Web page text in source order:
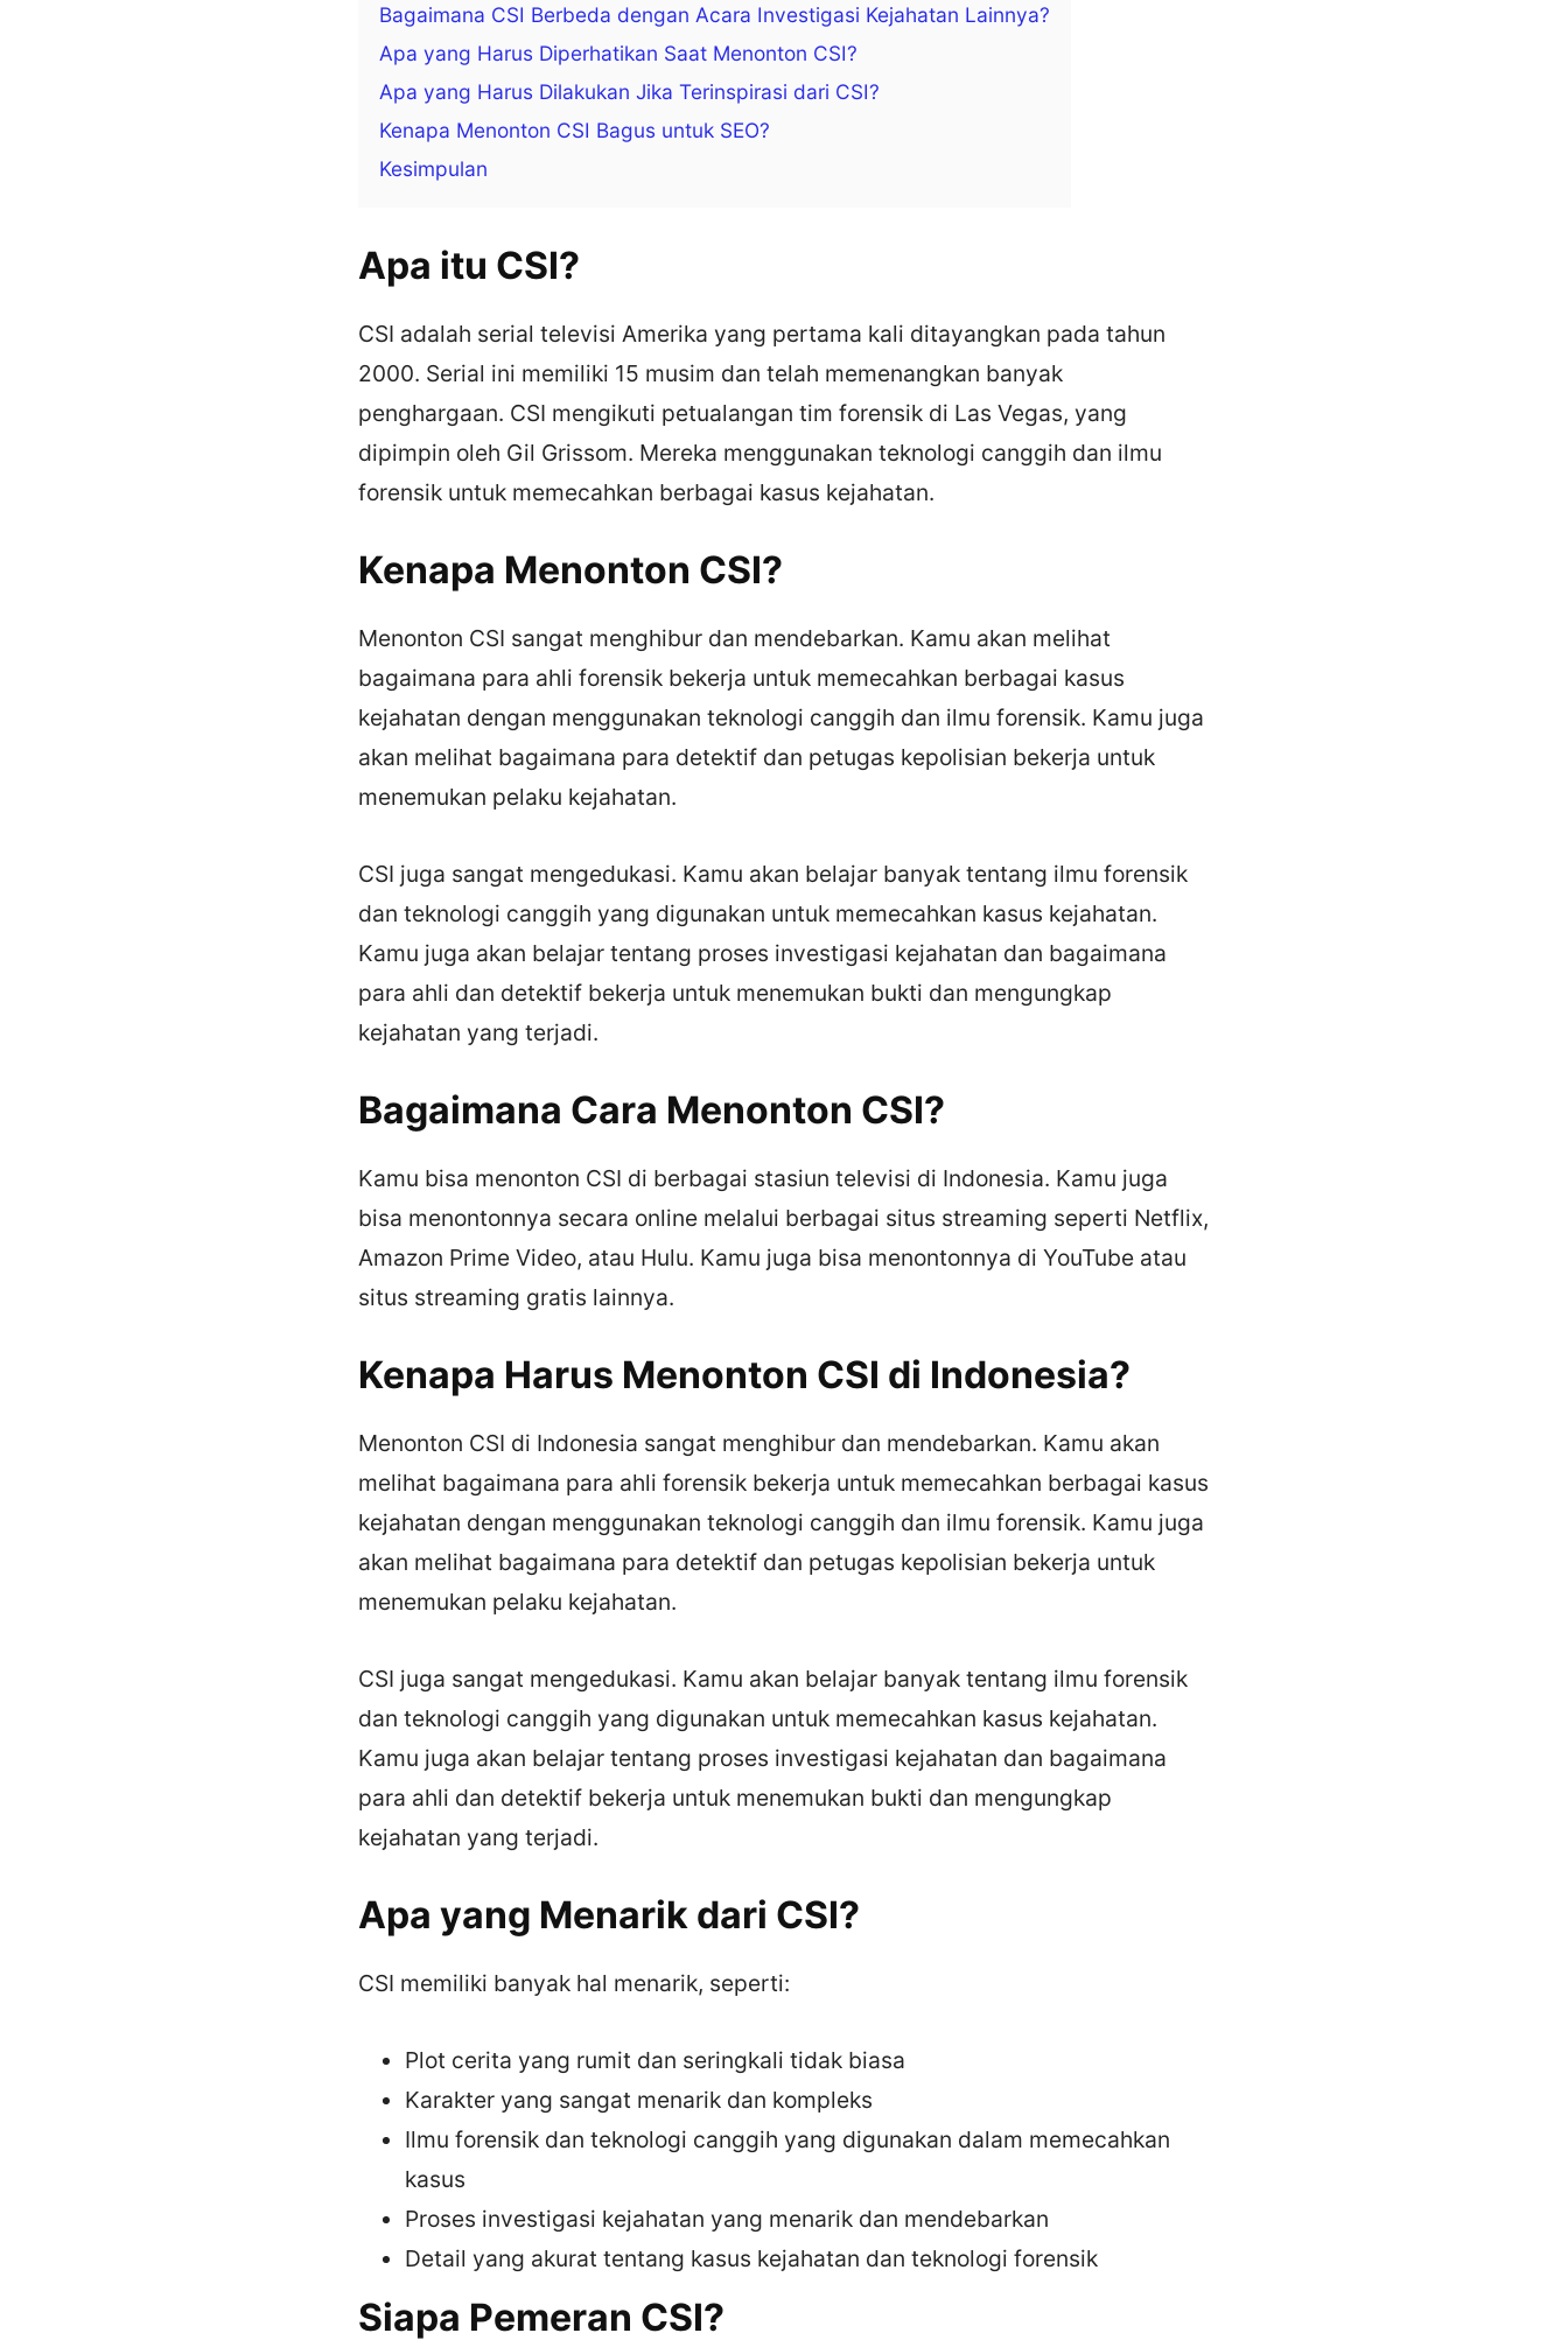
Bagaimana CSI Berbeda dengan Acara Investigasi Kejahatan Lainnya?
Apa yang Harus Diperhatikan Saat Menonton CSI?
Apa yang Harus Dilakukan Jika Terinspirasi dari CSI?
Kenapa Menonton CSI Bagus untuk SEO?
Kesimpulan
Apa itu CSI?
CSI adalah serial televisi Amerika yang pertama kali ditayangkan pada tahun
2000. Serial ini memiliki 15 musim dan telah memenangkan banyak
penghargaan. CSI mengikuti petualangan tim forensik di Las Vegas, yang
dipimpin oleh Gil Grissom. Mereka menggunakan teknologi canggih dan ilmu
forensik untuk memecahkan berbagai kasus kejahatan.
Kenapa Menonton CSI?
Menonton CSI sangat menghibur dan mendebarkan. Kamu akan melihat
bagaimana para ahli forensik bekerja untuk memecahkan berbagai kasus
kejahatan dengan menggunakan teknologi canggih dan ilmu forensik. Kamu juga
akan melihat bagaimana para detektif dan petugas kepolisian bekerja untuk
menemukan pelaku kejahatan.
CSI juga sangat mengedukasi. Kamu akan belajar banyak tentang ilmu forensik
dan teknologi canggih yang digunakan untuk memecahkan kasus kejahatan.
Kamu juga akan belajar tentang proses investigasi kejahatan dan bagaimana
para ahli dan detektif bekerja untuk menemukan bukti dan mengungkap
kejahatan yang terjadi.
Bagaimana Cara Menonton CSI?
Kamu bisa menonton CSI di berbagai stasiun televisi di Indonesia. Kamu juga
bisa menontonnya secara online melalui berbagai situs streaming seperti Netflix,
Amazon Prime Video, atau Hulu. Kamu juga bisa menontonnya di YouTube atau
situs streaming gratis lainnya.
Kenapa Harus Menonton CSI di Indonesia?
Menonton CSI di Indonesia sangat menghibur dan mendebarkan. Kamu akan
melihat bagaimana para ahli forensik bekerja untuk memecahkan berbagai kasus
kejahatan dengan menggunakan teknologi canggih dan ilmu forensik. Kamu juga
akan melihat bagaimana para detektif dan petugas kepolisian bekerja untuk
menemukan pelaku kejahatan.
CSI juga sangat mengedukasi. Kamu akan belajar banyak tentang ilmu forensik
dan teknologi canggih yang digunakan untuk memecahkan kasus kejahatan.
Kamu juga akan belajar tentang proses investigasi kejahatan dan bagaimana
para ahli dan detektif bekerja untuk menemukan bukti dan mengungkap
kejahatan yang terjadi.
Apa yang Menarik dari CSI?
CSI memiliki banyak hal menarik, seperti:
Plot cerita yang rumit dan seringkali tidak biasa
Karakter yang sangat menarik dan kompleks
Ilmu forensik dan teknologi canggih yang digunakan dalam memecahkan
kasus
Proses investigasi kejahatan yang menarik dan mendebarkan
Detail yang akurat tentang kasus kejahatan dan teknologi forensik
Siapa Pemeran CSI?